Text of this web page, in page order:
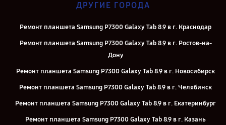
ДРУГИЕ ГОРОДА
Ремонт планшета Samsung P7300 Galaxy Tab 8.9 в г. Краснодар
Ремонт планшета Samsung P7300 Galaxy Tab 8.9 в г. Ростов-на-
Дону
Ремонт планшета Samsung P7300 Galaxy Tab 8.9 в г. Новосибирск
Ремонт планшета Samsung P7300 Galaxy Tab 8.9 в г. Челябинск
Ремонт планшета Samsung P7300 Galaxy Tab 8.9 в г. Екатеринбург
Ремонт планшета Samsung P7300 Galaxy Tab 8.9 в г. Казань